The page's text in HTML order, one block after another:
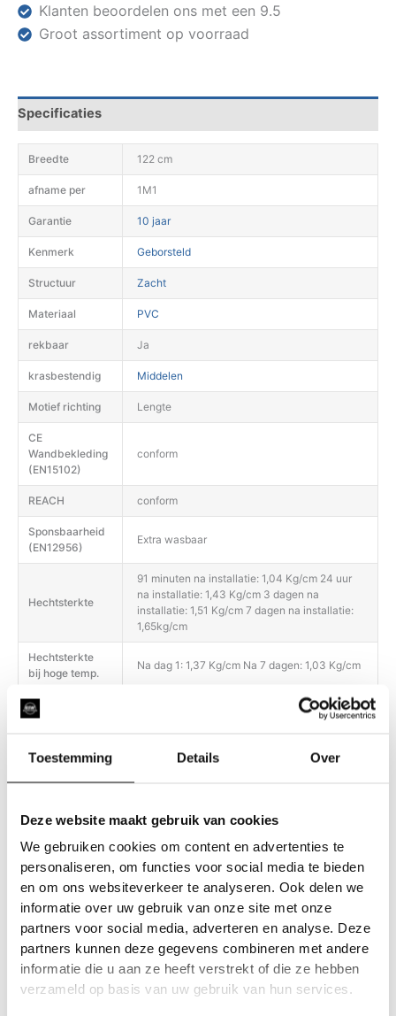
Toestemming Details Over
Deze website maakt gebruik van cookies
We gebruiken cookies om content en advertenties te
personaliseren, om functies voor social media te bieden
en om ons websiteverkeer te analyseren. Ook delen we
informatie over uw gebruik van onze site met onze
partners voor social media, adverteren en analyse. Deze
partners kunnen deze gegevens combineren met andere
informatie die u aan ze heeft verstrekt of die ze hebben
verzameld op basis van uw gebruik van hun services.
Klanten beoordelen ons met een 9.5
Groot assortiment op voorraad
Specificaties
Breedte 122 cm
afname per 1M1
Garantie 10 jaar
Kenmerk Geborsteld
Structuur Zacht
Materiaal PVC
rekbaar Ja
krasbestendig Middelen
Motief richting Lengte
CE
Wandbekleding
(EN15102)
conform
REACH conform
Sponsbaarheid
(EN12956)
Extra wasbaar
Hechtsterkte
91 minuten na installatie: 1,04 Kg/cm 24 uur
na installatie: 1,43 Kg/cm 3 dagen na
installatie: 1,51 Kg/cm 7 dagen na installatie:
1,65kg/cm
Hechtsterkte
bij hoge temp.
Na dag 1: 1,37 Kg/cm Na 7 dagen: 1,03 Kg/cm
Het product biedt een uitstekende weerstand
tegen water, vuil, schuren, UV-stralen en
delamineren).
Onderhoud
gebruik geen producten met een te zure of te
basische pH. Heet water (niet koken) kan
helpen om hardnekkige vlekken te
Gerelateerde producten